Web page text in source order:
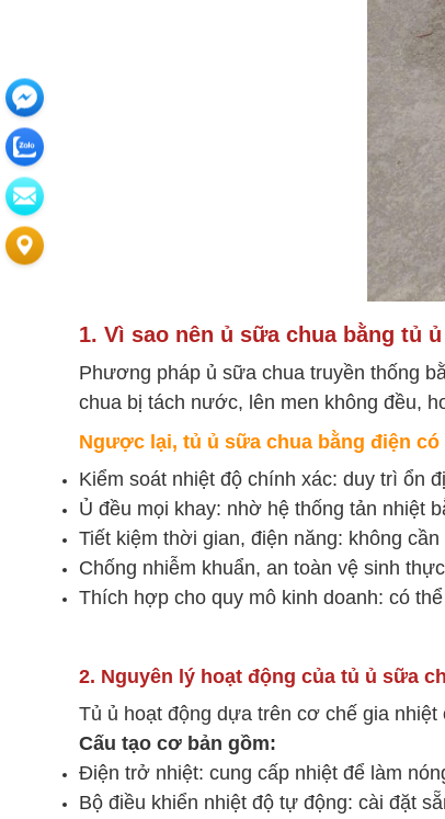
1. Vì sao nên ủ sữa chua bằng tủ
Phương pháp ủ sữa chua truyền thống
chua bị tách nước, lên men không đều,
Ngược lại, tủ ủ sữa chua bằng điện
Kiểm soát nhiệt độ chính xác: duy trì ổn
Ủ đều mọi khay: nhờ hệ thống tản nhiệt
Tiết kiệm thời gian, điện năng: không
Chống nhiễm khuẩn, an toàn vệ sinh
Thích hợp cho quy mô kinh doanh: có
2. Nguyên lý hoạt động của tủ ủ sữa
Tủ ủ hoạt động dựa trên cơ chế gia
Cấu tạo cơ bản gồm:
Điện trở nhiệt: cung cấp nhiệt để làm
Bộ điều khiển nhiệt độ tự động: cài đặt